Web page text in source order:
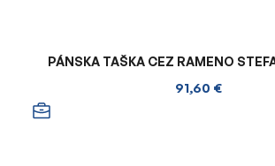
PÁNSKA TAŠKA CEZ RAMENO
91,60 €